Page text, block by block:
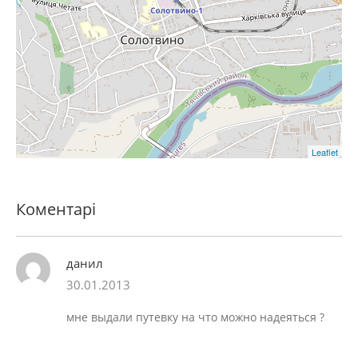
Leaflet
Коментарі
данил
30.01.2013
мне выдали путевку на что можно надеяться ?